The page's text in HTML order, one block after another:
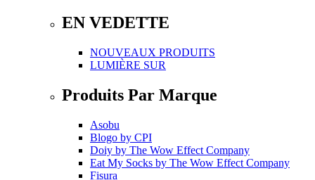
EN VEDETTE
NOUVEAUX PRODUITS
LUMIÈRE SUR
Produits Par Marque
Asobu
Blogo by CPI
Doiy by The Wow Effect Company
Eat My Socks by The Wow Effect Company
Fisura